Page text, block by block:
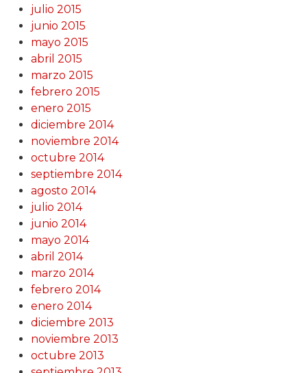
julio 2015
junio 2015
mayo 2015
abril 2015
marzo 2015
febrero 2015
enero 2015
diciembre 2014
noviembre 2014
octubre 2014
septiembre 2014
agosto 2014
julio 2014
junio 2014
mayo 2014
abril 2014
marzo 2014
febrero 2014
enero 2014
diciembre 2013
noviembre 2013
octubre 2013